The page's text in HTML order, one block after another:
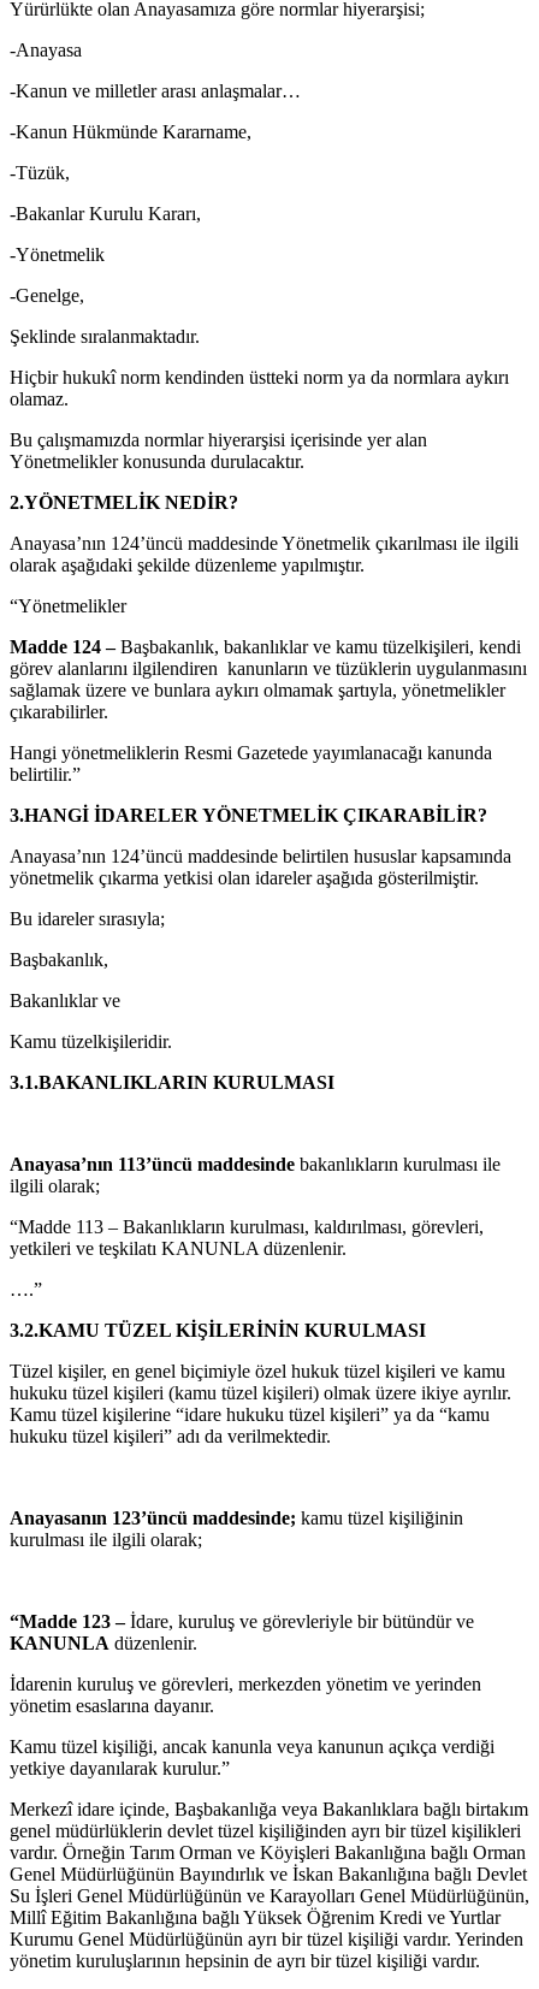
Yürürlükte olan Anayasamıza göre normlar hiyerarşisi;
-Anayasa
-Kanun ve milletler arası anlaşmalar…
-Kanun Hükmünde Kararname,
-Tüzük,
-Bakanlar Kurulu Kararı,
-Yönetmelik
-Genelge,
Şeklinde sıralanmaktadır.
Hiçbir hukukî norm kendinden üstteki norm ya da normlara aykırı
olamaz.
Bu çalışmamızda normlar hiyerarşisi içerisinde yer alan
Yönetmelikler konusunda durulacaktır.
2.YÖNETMELİK NEDİR?
Anayasa’nın 124’üncü maddesinde Yönetmelik çıkarılması ile ilgili
olarak aşağıdaki şekilde düzenleme yapılmıştır.
“Yönetmelikler
Madde 124 –Başbakanlık, bakanlıklar ve kamu tüzelkişileri, kendi
görev alanlarını ilgilendiren kanunların ve tüzüklerin uygulanmasını
sağlamak üzere ve bunlara aykırı olmamak şartıyla, yönetmelikler
çıkarabilirler.
Hangi yönetmeliklerin Resmi Gazetede yayımlanacağı kanunda
belirtilir.”
3.HANGİ İDARELER YÖNETMELİK ÇIKARABİLİR?
Anayasa’nın 124’üncü maddesinde belirtilen hususlar kapsamında
yönetmelik çıkarma yetkisi olan idareler aşağıda gösterilmiştir.
Bu idareler sırasıyla;
Başbakanlık,
Bakanlıklar ve
Kamu tüzelkişileridir.
3.1.BAKANLIKLARIN KURULMASI
Anayasa’nın 113’üncü maddesinde bakanlıkların kurulması ile
ilgili olarak;
“Madde 113 – Bakanlıkların kurulması, kaldırılması, görevleri,
yetkileri ve teşkilatı KANUNLA düzenlenir.
….”
3.2.KAMU TÜZEL KİŞİLERİNİN KURULMASI
Tüzel kişiler, en genel biçimiyle özel hukuk tüzel kişileri ve kamu
hukuku tüzel kişileri (kamu tüzel kişileri) olmak üzere ikiye ayrılır.
Kamu tüzel kişilerine “idare hukuku tüzel kişileri” ya da “kamu
hukuku tüzel kişileri” adı da verilmektedir.
Anayasanın 123’üncü maddesinde; kamu tüzel kişiliğinin
kurulması ile ilgili olarak;
“Madde 123 –İdare, kuruluş ve görevleriyle bir bütündür ve
KANUNLA düzenlenir.
İdarenin kuruluş ve görevleri, merkezden yönetim ve yerinden
yönetim esaslarına dayanır.
Kamu tüzel kişiliği, ancak kanunla veya kanunun açıkça verdiği
yetkiye dayanılarak kurulur.”
Merkezî idare içinde, Başbakanlığa veya Bakanlıklara bağlı birtakım
genel müdürlüklerin devlet tüzel kişiliğinden ayrı bir tüzel kişilikleri
vardır. Örneğin Tarım Orman ve Köyişleri Bakanlığına bağlı Orman
Genel Müdürlüğünün Bayındırlık ve İskan Bakanlığına bağlı Devlet
Su İşleri Genel Müdürlüğünün ve Karayolları Genel Müdürlüğünün,
Millî Eğitim Bakanlığına bağlı Yüksek Öğrenim Kredi ve Yurtlar
Kurumu Genel Müdürlüğünün ayrı bir tüzel kişiliği vardır. Yerinden
yönetim kuruluşlarının hepsinin de ayrı bir tüzel kişiliği vardır.